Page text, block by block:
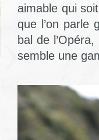
aimable qui
que l’on parle
bal de
semble une